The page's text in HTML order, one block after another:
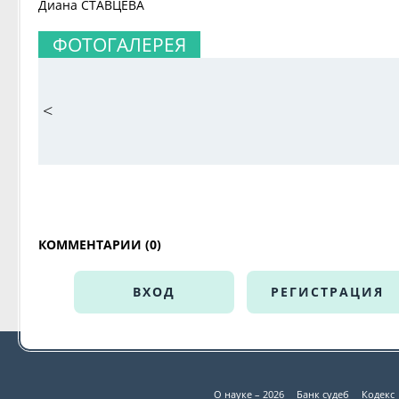
Диана СТАВЦЕВА
ФОТОГАЛЕРЕЯ
<
КОММЕНТАРИИ (0)
ВХОД РЕГИСТРАЦИЯ
О науке – 2026 Банк судеб Кодекс